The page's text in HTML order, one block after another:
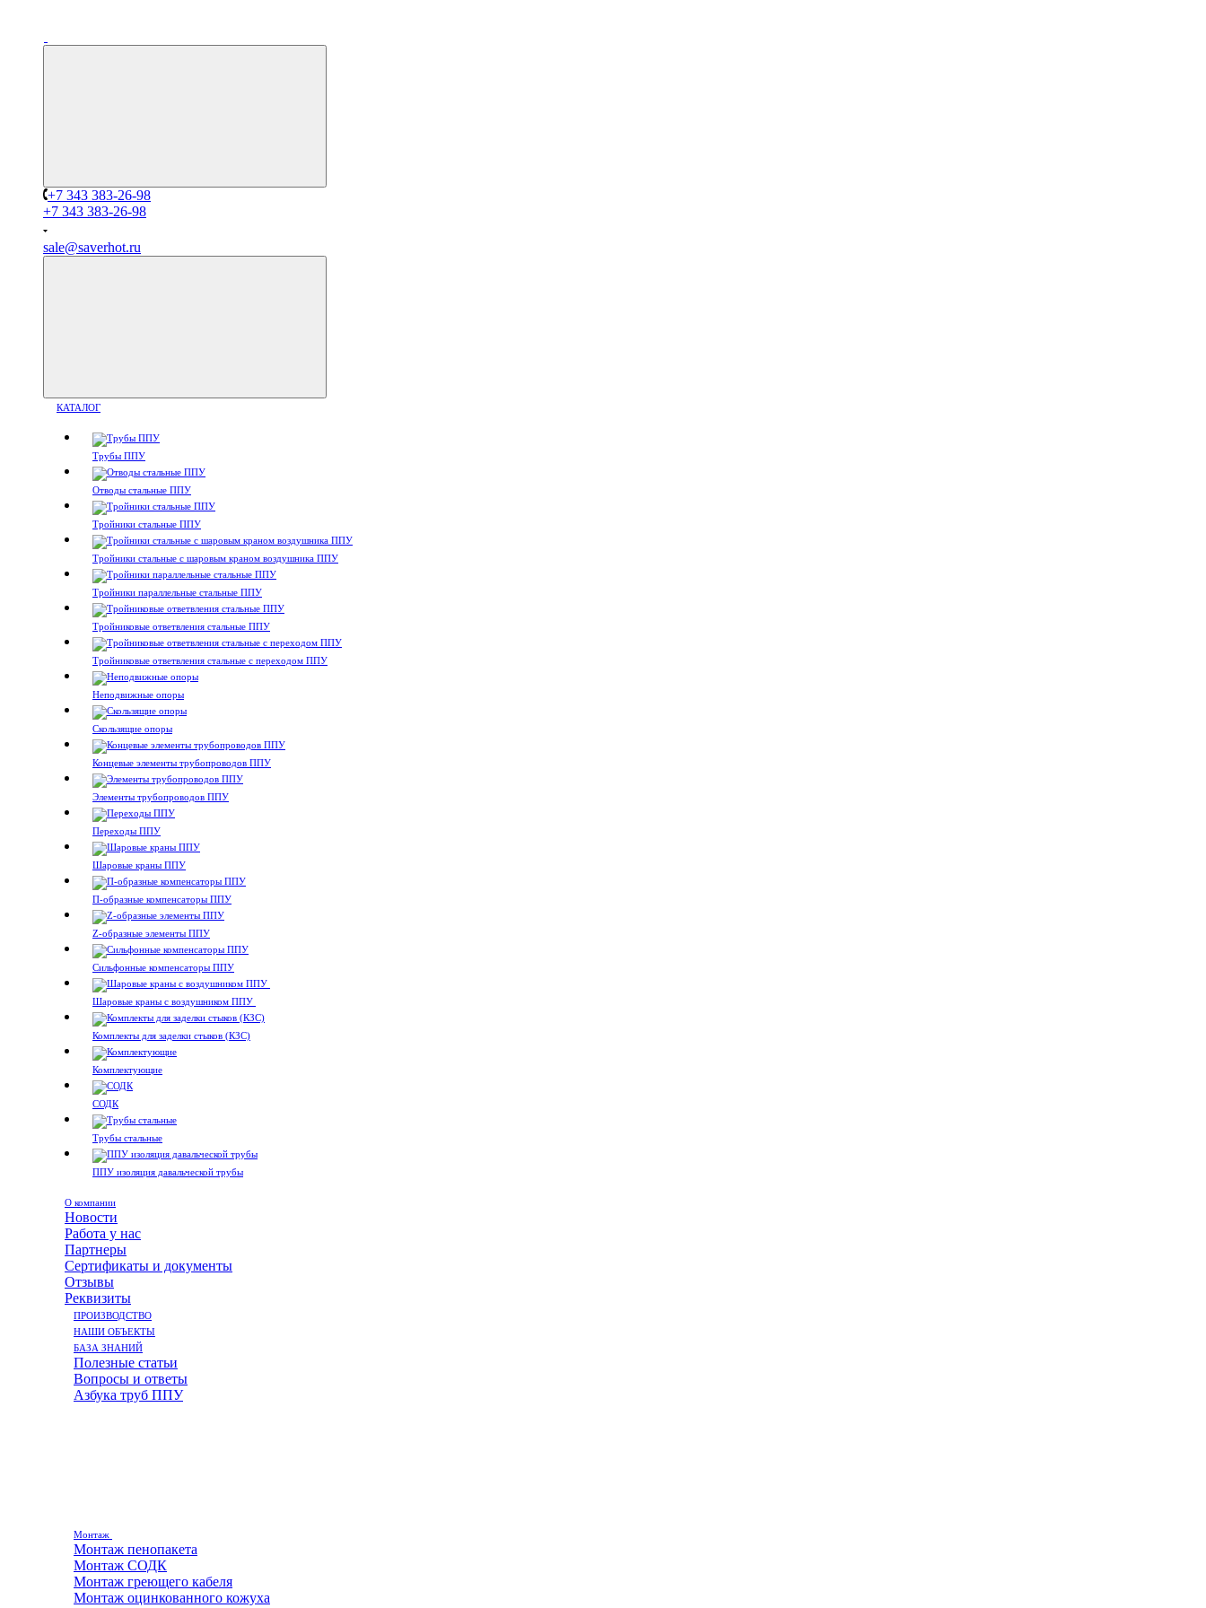
+7 343 383-26-98
+7 343 383-26-98
sale@saverhot.ru
КАТАЛОГ
Трубы ППУ
Отводы стальные ППУ
Тройники стальные ППУ
Тройники стальные с шаровым краном воздушника ППУ
Тройники параллельные стальные ППУ
Тройниковые ответвления стальные ППУ
Тройниковые ответвления стальные с переходом ППУ
Неподвижные опоры
Скользящие опоры
Концевые элементы трубопроводов ППУ
Элементы трубопроводов ППУ
Переходы ППУ
Шаровые краны ППУ
П-образные компенсаторы ППУ
Z-образные элементы ППУ
Сильфонные компенсаторы ППУ
Шаровые краны с воздушником ППУ
Комплекты для заделки стыков (КЗС)
Комплектующие
СОДК
Трубы стальные
ППУ изоляция давальческой трубы
О компании
Новости
Работа у нас
Партнеры
Сертификаты и документы
Отзывы
Реквизиты
ПРОИЗВОДСТВО
НАШИ ОБЪЕКТЫ
БАЗА ЗНАНИЙ
Полезные статьи
Вопросы и ответы
Азбука труб ППУ
Монтаж
Монтаж пенопакета
Монтаж СОДК
Монтаж греющего кабеля
Монтаж оцинкованного кожуха